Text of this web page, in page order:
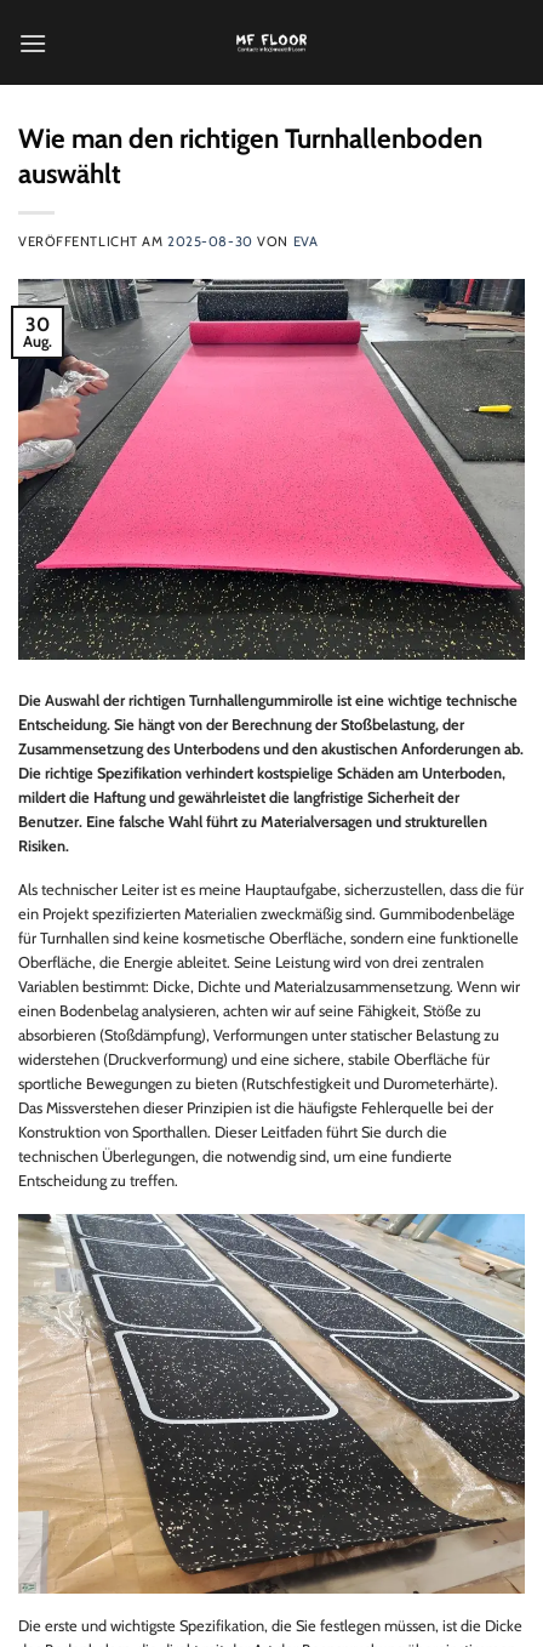
Inhalt
Wie man den richtigen Turnhallenboden
auswählt
VERÖFFENTLICHT AM2025-08-30 VON EVA
30
Aug.
Die Auswahl der richtigen Turnhallengummirolle ist eine wichtige technische
Entscheidung. Sie hängt von der Berechnung der Stoßbelastung, der
Zusammensetzung des Unterbodens und den akustischen Anforderungen ab.
Die richtige Spezifikation verhindert kostspielige Schäden am Unterboden,
mildert die Haftung und gewährleistet die langfristige Sicherheit der
Benutzer. Eine falsche Wahl führt zu Materialversagen und strukturellen
Risiken.
Als technischer Leiter ist es meine Hauptaufgabe, sicherzustellen, dass die für
ein Projekt spezifizierten Materialien zweckmäßig sind. Gummibodenbeläge
für Turnhallen sind keine kosmetische Oberfläche, sondern eine funktionelle
Oberfläche, die Energie ableitet. Seine Leistung wird von drei zentralen
Variablen bestimmt: Dicke, Dichte und Materialzusammensetzung. Wenn wir
einen Bodenbelag analysieren, achten wir auf seine Fähigkeit, Stöße zu
absorbieren (Stoßdämpfung), Verformungen unter statischer Belastung zu
widerstehen (Druckverformung) und eine sichere, stabile Oberfläche für
sportliche Bewegungen zu bieten (Rutschfestigkeit und Durometerhärte).
Das Missverstehen dieser Prinzipien ist die häufigste Fehlerquelle bei der
Konstruktion von Sporthallen. Dieser Leitfaden führt Sie durch die
technischen Überlegungen, die notwendig sind, um eine fundierte
Entscheidung zu treffen.
Die erste und wichtigste Spezifikation, die Sie festlegen müssen, ist die Dicke